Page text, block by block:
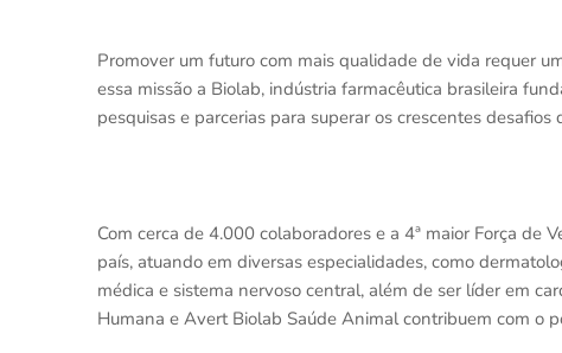
Promover um futuro com mais qualidade de vida requer
essa missão a Biolab, indústria farmacêutica brasileira
pesquisas e parcerias para superar os crescentes
Com cerca de 4.000 colaboradores e a 4ª maior Força de
país, atuando em diversas especialidades, como
médica e sistema nervoso central, além de ser líder em
Humana e Avert Biolab Saúde Animal contribuem com o